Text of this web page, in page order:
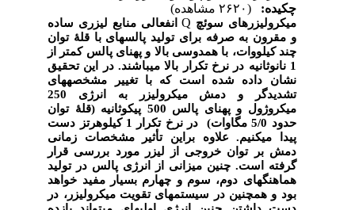
چکیده:
میکرولیزرهای سوئچQ انفعالی منابع لیزری ساده
و مقرون به صرفه برای تولید پالس­های با قلۀ توان
چند کیلووات، با همدوسی بالا و پهنای پالس کمتر از
1 نانوثانیه در نرخ تکرار بالا می­باشند. در این تحقیق
نشان داده شده است که با تغییر مشخصه­های
تشدیدگر و دمش میکرولیزر به انرژی 250
میکروژول و پهنای پالس 500 پیکوثانیه (قلۀ توان
حدود 5/0 مگاوات) در نرخ تکرار
1 کیلوهرتز
دست
پیدا می­کنیم. علاوه براین تأثیر مشخصات زمانی
دمش بر توان خروجی از لیزر مورد بررسی قرار
گرفته است. چنین میزانی از انرژی پالس در تولید
هماهنگ­های دوم، سوم و چهارم بسیار مفید خواهد
بود و همچنین در سیستم­های تقویت میکرولیزر، در